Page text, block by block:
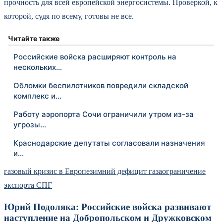
прочность для всей европейской энергосистемы. Проверкой, к
которой, судя по всему, готовы не все.
Читайте также
Российские войска расширяют контроль на
нескольких…
Обломки беспилотников повредили складской
комплекс и…
Работу аэропорта Сочи ограничили утром из-за
угрозы…
Краснодарские депутаты согласовали назначения
и…
газовый кризис в Европезимний дефицит газаограничение
экспорта СПГ
Юрий Подоляка: Российские войска развивают
наступление на Добропольском и Дружковском